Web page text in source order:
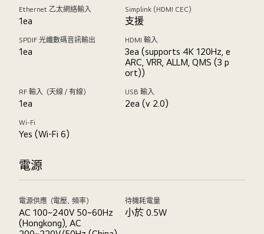
Ethernet 乙太網絡輸入
1ea
Simplink (HDMI CEC)
支援
SPDIF 光纖數碼音訊輸出
1ea
HDMI 輸入
3ea (supports 4K 120Hz, e
ARC, VRR, ALLM, QMS (3 p
ort))
RF 輸入（天線／有線）
1ea
USB 輸入
2ea (v 2.0)
Wi-Fi
Yes (Wi-Fi 6)
電源
電源供應（電壓、頻率）
AC 100~240V 50~60Hz
(Hongkong), AC
待機耗電量
小於 0.5W